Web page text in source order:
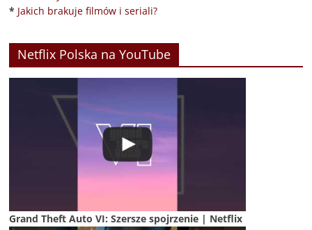
* Jakich brakuje filmów i seriali?
Netflix Polska na YouTube
Grand Theft Auto VI: Szersze spojrzenie | Netflix